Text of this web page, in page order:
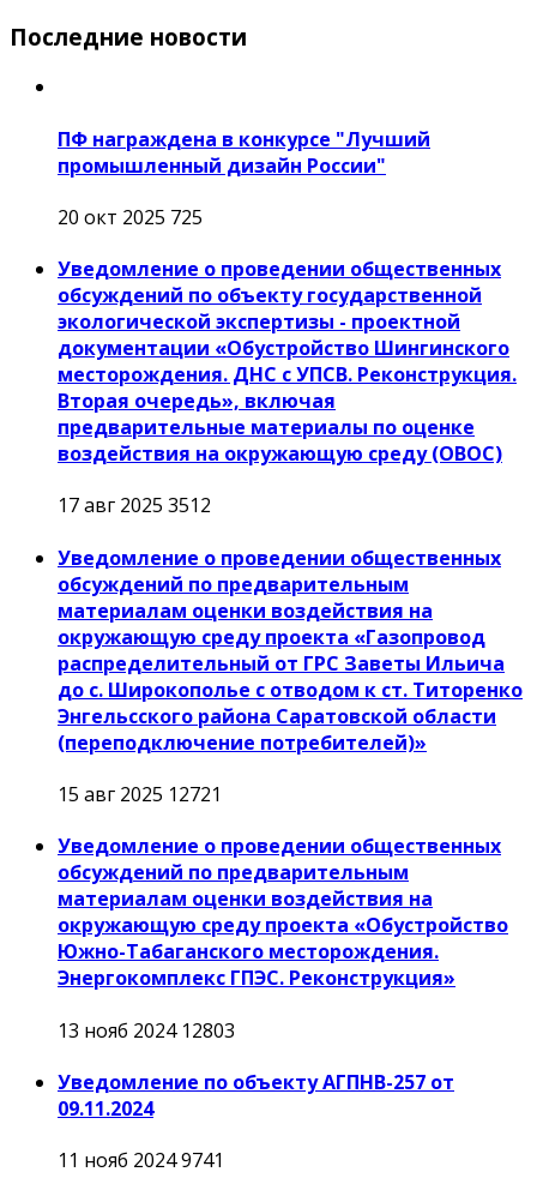
Последние новости
ПФ награждена в конкурсе "Лучший
промышленный дизайн России"
20 окт 2025 725
Уведомление о проведении общественных
обсуждений по объекту государственной
экологической экспертизы - проектной
документации «Обустройство Шингинского
месторождения. ДНС с УПСВ. Реконструкция.
Вторая очередь», включая
предварительные материалы по оценке
воздействия на окружающую среду (ОВОС)
17 авг 2025 3512
Уведомление о проведении общественных
обсуждений по предварительным
материалам оценки воздействия на
окружающую среду проекта «Газопровод
распределительный от ГРС Заветы Ильича
до с. Широкополье с отводом к ст. Титоренко
Энгельсского района Саратовской области
(переподключение потребителей)»
15 авг 2025 12721
Уведомление о проведении общественных
обсуждений по предварительным
материалам оценки воздействия на
окружающую среду проекта «Обустройство
Южно-Табаганского месторождения.
Энергокомплекс ГПЭС. Реконструкция»
13 нояб 2024 12803
Уведомление по объекту АГПНВ-257 от
09.11.2024
11 нояб 20249741